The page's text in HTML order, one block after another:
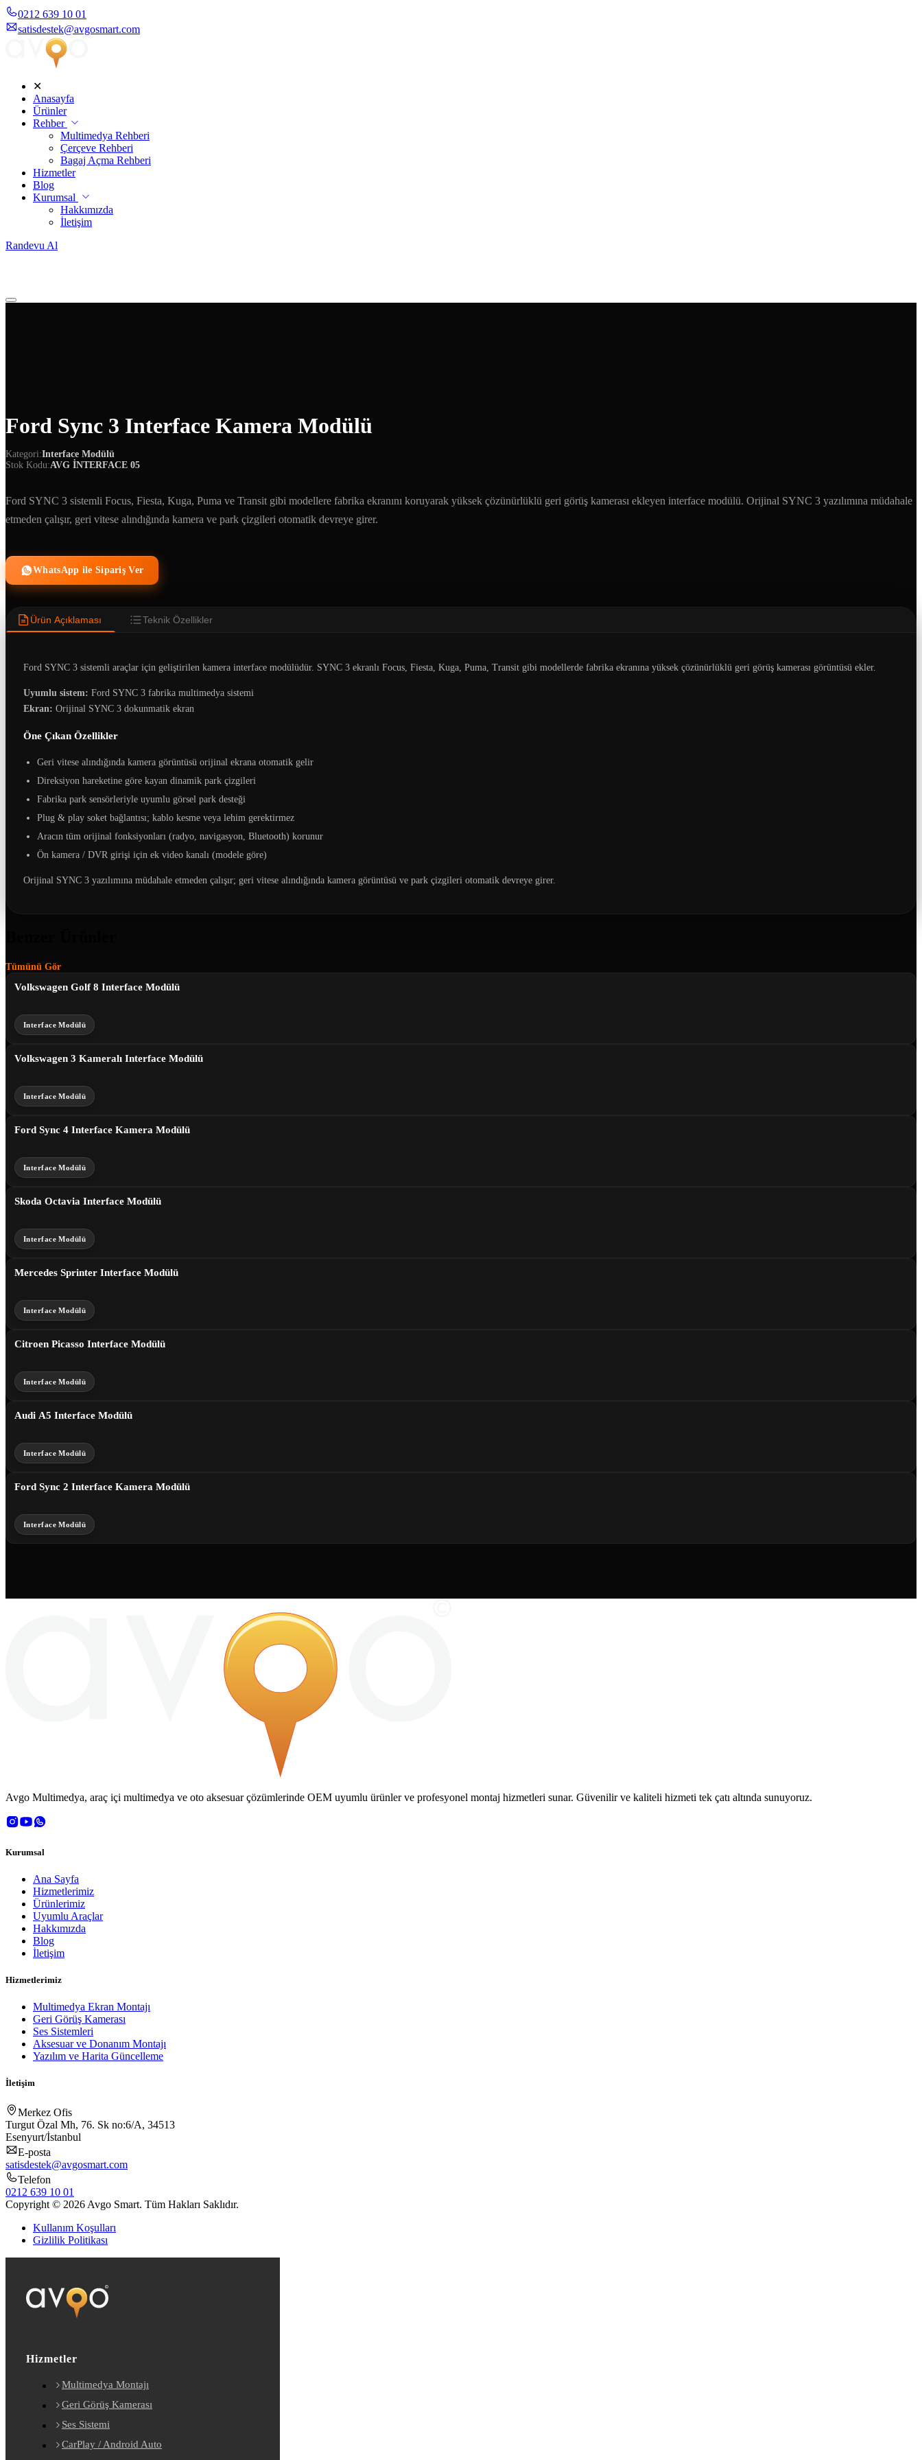
0212 639 10 01
satisdestek@avgosmart.com
✕
Anasayfa
Ürünler
Rehber
Multimedya Rehberi
Çerçeve Rehberi
Bagaj Açma Rehberi
Hizmetler
Blog
Kurumsal
Hakkımızda
İletişim
Randevu Al
Ford Sync 3 Interface Kamera Modülü
Kategori:Interface Modülü
Stok Kodu:AVG İNTERFACE 05
Ford SYNC 3 sistemli Focus, Fiesta, Kuga, Puma ve Transit gibi modellere fabrika ekranını koruyarak yüksek çözünürlüklü geri görüş kamerası ekleyen interface modülü. Orijinal SYNC 3 yazılımına müdahale
etmeden çalışır, geri vitese alındığında kamera ve park çizgileri otomatik devreye girer.
WhatsApp ile Sipariş Ver
Ürün Açıklaması Teknik Özellikler
Ford SYNC 3 sistemli araçlar için geliştirilen kamera interface modülüdür. SYNC 3 ekranlı Focus, Fiesta, Kuga, Puma, Transit gibi modellerde fabrika ekranına yüksek çözünürlüklü geri görüş kamerası görüntüsü ekler.
Uyumlu sistem: Ford SYNC 3 fabrika multimedya sistemi
Ekran: Orijinal SYNC 3 dokunmatik ekran
Öne Çıkan Özellikler
Geri vitese alındığında kamera görüntüsü orijinal ekrana otomatik gelir
Direksiyon hareketine göre kayan dinamik park çizgileri
Fabrika park sensörleriyle uyumlu görsel park desteği
Plug & play soket bağlantısı; kablo kesme veya lehim gerektirmez
Aracın tüm orijinal fonksiyonları (radyo, navigasyon, Bluetooth) korunur
Ön kamera / DVR girişi için ek video kanalı (modele göre)
Orijinal SYNC 3 yazılımına müdahale etmeden çalışır; geri vitese alındığında kamera görüntüsü ve park çizgileri otomatik devreye girer.
Tümünü Gör
Volkswagen Golf 8 Interface Modülü
Interface Modülü
Volkswagen 3 Kameralı Interface Modülü
Interface Modülü
Ford Sync 4 Interface Kamera Modülü
Interface Modülü
Skoda Octavia Interface Modülü
Interface Modülü
Mercedes Sprinter Interface Modülü
Interface Modülü
Citroen Picasso Interface Modülü
Interface Modülü
Audi A5 Interface Modülü
Interface Modülü
Ford Sync 2 Interface Kamera Modülü
Interface Modülü
Avgo Multimedya, araç içi multimedya ve oto aksesuar çözümlerinde OEM uyumlu ürünler ve profesyonel montaj hizmetleri sunar. Güvenilir ve kaliteli hizmeti tek çatı altında sunuyoruz.
Kurumsal
Ana Sayfa
Hizmetlerimiz
Ürünlerimiz
Uyumlu Araçlar
Hakkımızda
Blog
İletişim
Hizmetlerimiz
Multimedya Ekran Montajı
Geri Görüş Kamerası
Ses Sistemleri
Aksesuar ve Donanım Montajı
Yazılım ve Harita Güncelleme
İletişim
Merkez Ofis
Turgut Özal Mh, 76. Sk no:6/A, 34513
Esenyurt/İstanbul
E-posta
satisdestek@avgosmart.com
Telefon
0212 639 10 01
Copyright © 2026 Avgo Smart. Tüm Hakları Saklıdır.
Kullanım Koşulları
Gizlilik Politikası
Hizmetler
Multimedya Montajı
Geri Görüş Kamerası
Ses Sistemi
CarPlay / Android Auto